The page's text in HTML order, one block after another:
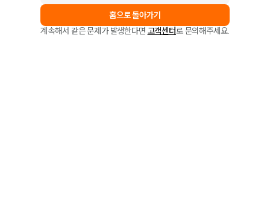
홈으로 돌아가기
계속해서 같은 문제가 발생한다면 고객센터로 문의해주세요.